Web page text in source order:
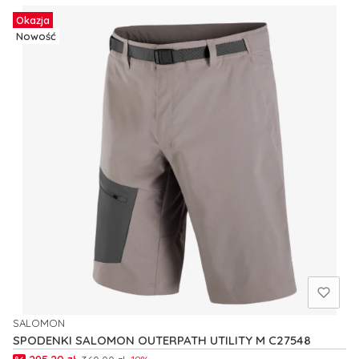
Okazja
Nowość
SPODENKI SALOMON OUTERPATH UTILITY M C27548
PRODUCENT
SALOMON